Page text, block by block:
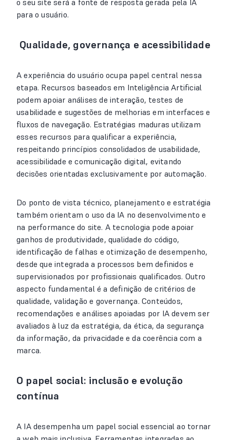
o seu site será a fonte de resposta gerada pela IA
para o usuário.
Qualidade, governança e acessibilidade
A experiência do usuário ocupa papel central nessa
etapa. Recursos baseados em Inteligência Artificial
podem apoiar análises de interação, testes de
usabilidade e sugestões de melhorias em interfaces e
fluxos de navegação. Estratégias maduras utilizam
esses recursos para qualificar a experiência,
respeitando princípios consolidados de usabilidade,
acessibilidade e comunicação digital, evitando
decisões orientadas exclusivamente por automação.
Do ponto de vista técnico, planejamento e estratégia
também orientam o uso da IA no desenvolvimento e
na performance do site. A tecnologia pode apoiar
ganhos de produtividade, qualidade do código,
identificação de falhas e otimização de desempenho,
desde que integrada a processos bem definidos e
supervisionados por profissionais qualificados. Outro
aspecto fundamental é a definição de critérios de
qualidade, validação e governança. Conteúdos,
recomendações e análises apoiadas por IA devem ser
avaliados à luz da estratégia, da ética, da segurança
da informação, da privacidade e da coerência com a
marca.
O papel social: inclusão e evolução
contínua
A IA desempenha um papel social essencial ao tornar